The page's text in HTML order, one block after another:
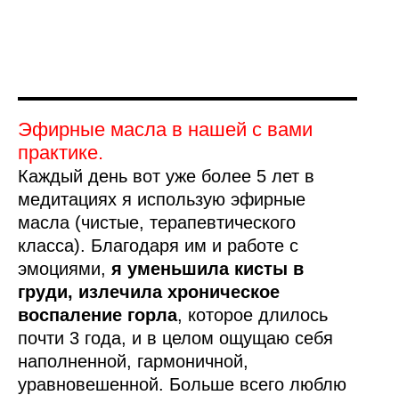
Эфирные масла в нашей с вами
практике.
Каждый день вот уже более 5 лет в
медитациях я использую эфирные
масла (чистые, терапевтического
класса). Благодаря им и работе с
эмоциями, я уменьшила кисты в
груди, излечила хроническое
воспаление горла, которое длилось
почти 3 года, и в целом ощущаю себя
наполненной, гармоничной,
уравновешенной. Больше всего люблю